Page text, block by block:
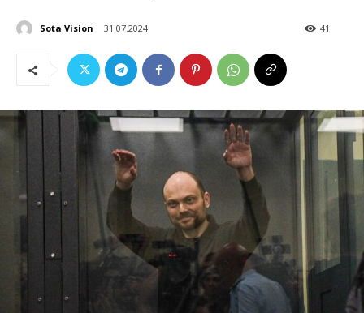
Sota Vision 31.07.2024 41